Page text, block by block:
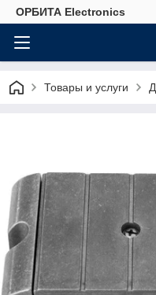
ОРБИТА Electronics
Товары и услуги